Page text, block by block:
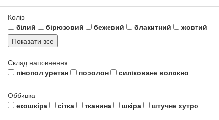
Колір
білий
бірюзовий бежевий блакитний
жовтий
Показати все
Склад наповнення
пінополіуретан
поролон силіковане волокно
Оббивка
екошкіра
сітка тканина шкіра штучне хутро